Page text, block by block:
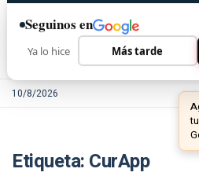
10/8/2026
Etiqueta: CurApp
Seguinos en
Ya lo hice Más tarde